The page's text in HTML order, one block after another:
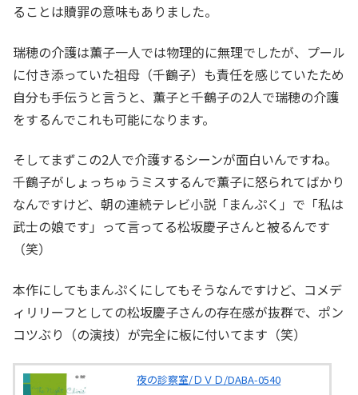
ることは贖罪の意味もありました。
瑞穂の介護は薫子一人では物理的に無理でしたが、プール
に付き添っていた祖母（千鶴子）も責任を感じていたため
自分も手伝うと言うと、薫子と千鶴子の2人で瑞穂の介護
をするんでこれも可能になります。
そしてまずこの2人で介護するシーンが面白いんですね。
千鶴子がしょっちゅうミスするんで薫子に怒られてばかり
なんですけど、朝の連続テレビ小説「まんぷく」で「私は
武士の娘です」って言ってる松坂慶子さんと被るんです
（笑）
本作にしてもまんぷくにしてもそうなんですけど、コメデ
ィリリーフとしての松坂慶子さんの存在感が抜群で、ポン
コツぶり（の演技）が完全に板に付いてます（笑）
夜の診察室/ＤＶＤ/DABA-0540